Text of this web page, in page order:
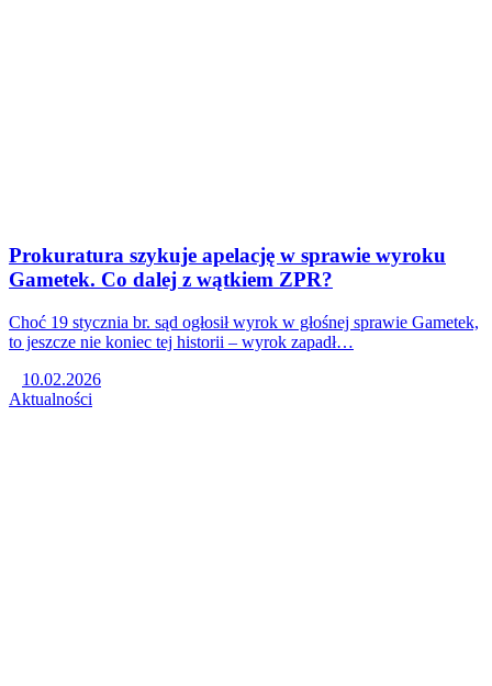
Prokuratura szykuje apelację w sprawie wyroku
Gametek. Co dalej z wątkiem ZPR?
Choć 19 stycznia br. sąd ogłosił wyrok w głośnej sprawie Gametek,
to jeszcze nie koniec tej historii – wyrok zapadł…
10.02.2026
Aktualności